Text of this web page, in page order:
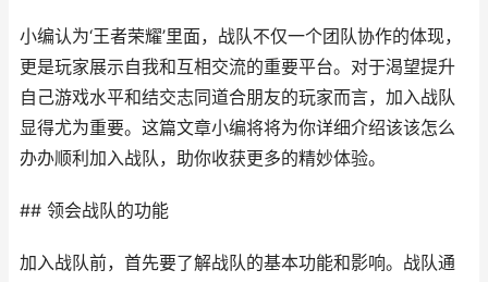
小编认为‘王者荣耀’里面，战队不仅一个团队协作的体现，
更是玩家展示自我和互相交流的重要平台。对于渴望提升
自己游戏水平和结交志同道合朋友的玩家而言，加入战队
显得尤为重要。这篇文章小编将将为你详细介绍该该怎么
办办顺利加入战队，助你收获更多的精妙体验。
## 领会战队的功能
加入战队前，首先要了解战队的基本功能和影响。战队通